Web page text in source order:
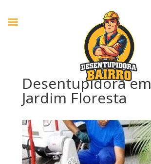
Desentupidora em
Jardim Floresta